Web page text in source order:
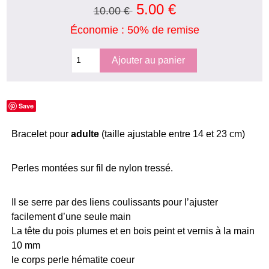
10.00 € 5.00 €
Économie : 50% de remise
Save
Bracelet pour adulte (taille ajustable entre 14 et 23 cm)
Perles montées sur fil de nylon tressé.
Il se serre par des liens coulissants pour l’ajuster
facilement d’une seule main
La tête du pois plumes et en bois peint et vernis à la main
10 mm
le corps perle hématite coeur